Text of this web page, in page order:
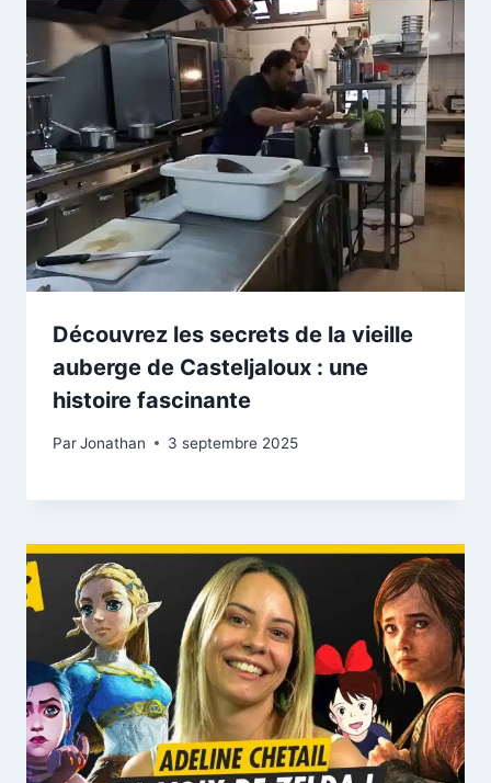
Découvrez les secrets de la vieille
auberge de Casteljaloux : une
histoire fascinante
ParJonathan 3 septembre 2025